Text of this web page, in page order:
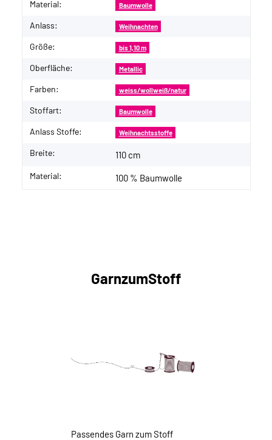
Material: Baumwolle
Anlass: Weihnachten
Größe: bis 1,10 m
Oberfläche: Metallic
Farben: weiss/wollweiß/natur
Stoffart: Baumwolle
Anlass Stoffe: Weihnachtsstoffe
Breite: 110 cm
Material: 100 % Baumwolle
GarnzumStoff
Passendes Garn zum Stoff